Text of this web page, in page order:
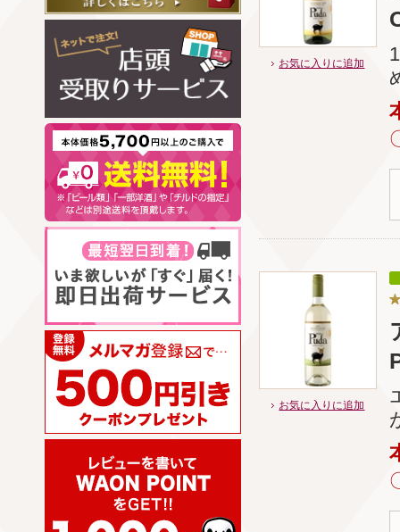
お気に入りに追加
お気に入りに追加